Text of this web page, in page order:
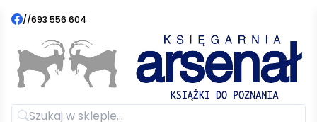
//693 556 604